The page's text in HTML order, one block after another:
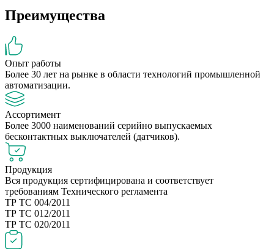
Преимущества
Опыт работы
Более 30 лет на рынке в области технологий промышленной
автоматизации.
Ассортимент
Более 3000 наименований серийно выпускаемых
бесконтактных выключателей (датчиков).
Продукция
Вся продукция сертифицирована и соответствует
требованиям Технического регламента
ТР ТС 004/2011
ТР ТС 012/2011
ТР ТС 020/2011